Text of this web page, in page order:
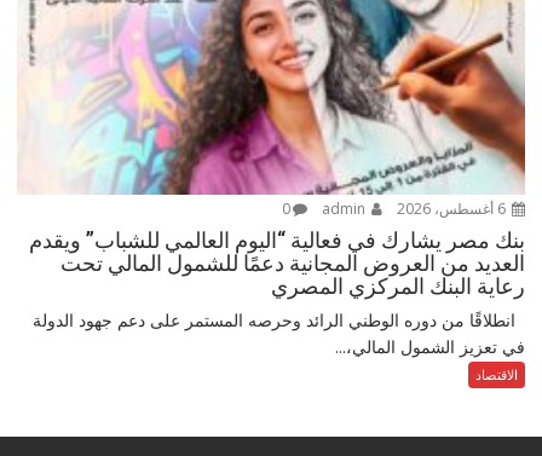
6 أغسطس، 2026 0
بنك مصر يشارك في فعالية “اليوم العالمي للشباب” ويقدم
العديد من العروض المجانية دعمًا للشمول المالي تحت
رعاية البنك المركزي المصري
انطلاقًا من دوره الوطني الرائد وحرصه المستمر على دعم جهود الدولة
في تعزيز الشمول المالي،...
الاقتصاد